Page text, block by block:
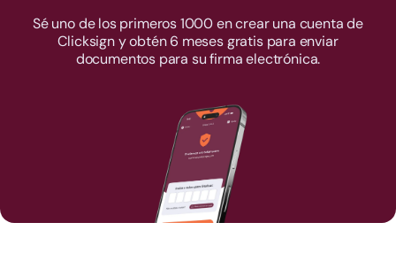
Sé uno de los primeros 1000 en crear una cuenta de
Clicksign y obtén 6 meses gratis para enviar
documentos para su firma electrónica.